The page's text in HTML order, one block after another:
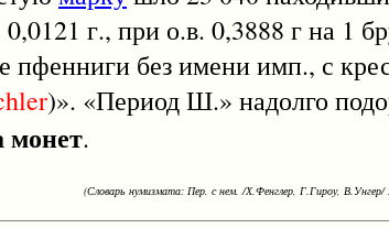
0,0121 г., при о.в. 0,3888 г на
пфенниги без имени имп., с
)». «Период Ш.» надолго
монет.
(Словарь нумизмата: Пер. с нем. /Х.Фенглер, Г.Гироу,